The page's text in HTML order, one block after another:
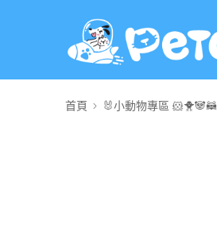
首頁 🐰小動物專區 🐹🐥🐼🦝